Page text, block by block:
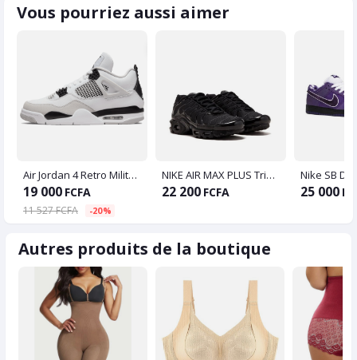
Vous pourriez aussi aimer
Air Jordan 4 Retro Military Black
19 000 FCFA
11 527 FCFA -20%
NIKE AIR MAX PLUS Triple Black
22 200 FCFA 25 000
Autres produits de la boutique